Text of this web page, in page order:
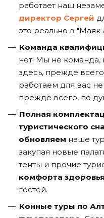
работает наш
директор Сергей
это реально в "Маяк
Команда
нет! Мы не команда,
здесь, прежде
работаем для вас
прежде всего, по
Полная
туристического
обновляем наше
закупая новые
тенты и прочие
комфорта
гостей.
Конные туры по